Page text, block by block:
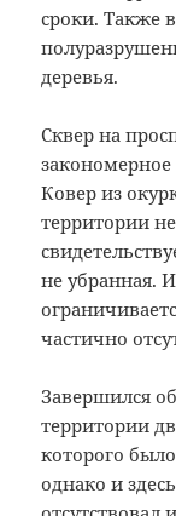
сроки. Также
деревья.
Сквер на
Ковер из
территории
не убранная.
частично
Завершился
территории
которого
однако и